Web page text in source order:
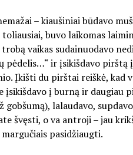
– kiaušiniai būdavo
buvo laikomas
vaikas sudainuodavo
pėdelis…“ ir įsikišdavo pirštą
Įkišti du pirštai reiškė, kad
įsikišdavo į burną ir daugiau
gobšumą), lalaudavo,
švęsti, o va antroji – jau
pasidžiaugti.